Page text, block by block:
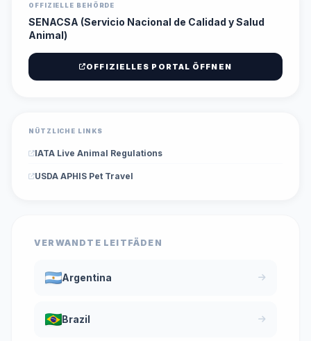
OFFIZIELLE BEHÖRDE
SENACSA (Servicio Nacional de Calidad y Salud
Animal)
OFFIZIELLES PORTAL ÖFFNEN
NÜTZLICHE LINKS
IATA Live Animal Regulations
USDA APHIS Pet Travel
VERWANDTE LEITFÄDEN
Argentina
Brazil